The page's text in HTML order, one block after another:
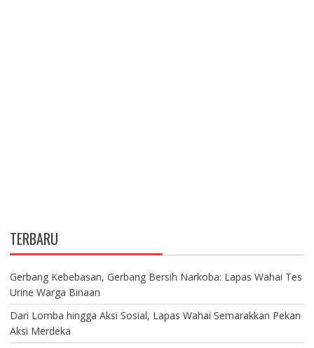
TERBARU
Gerbang Kebebasan, Gerbang Bersih Narkoba: Lapas Wahai Tes
Urine Warga Binaan
Dari Lomba hingga Aksi Sosial, Lapas Wahai Semarakkan Pekan
Aksi Merdeka